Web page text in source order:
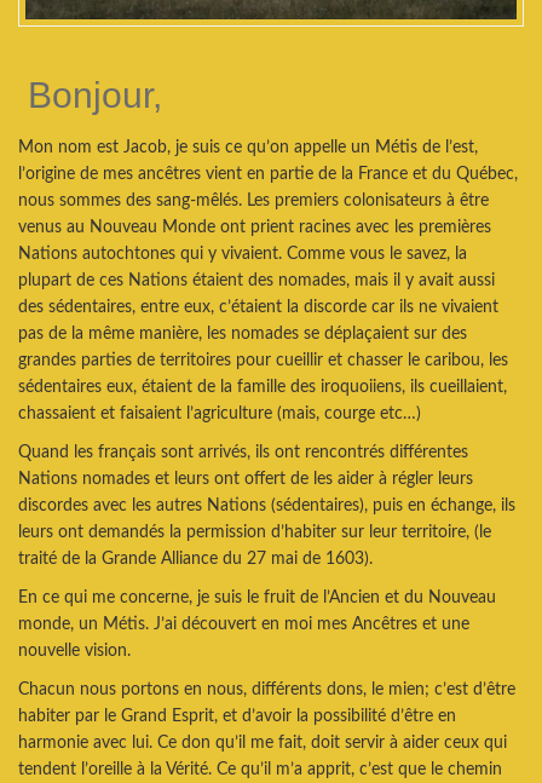
Bonjour,
Mon nom est Jacob, je suis ce qu’on appelle un Métis de l’est,
l’origine de mes ancêtres vient en partie de la France et du Québec,
nous sommes des sang-mêlés. Les premiers colonisateurs à être
venus au Nouveau Monde ont prient racines avec les premières
Nations autochtones qui y vivaient. Comme vous le savez, la
plupart de ces Nations étaient des nomades, mais il y avait aussi
des sédentaires, entre eux, c’étaient la discorde car ils ne vivaient
pas de la même manière, les nomades se déplaçaient sur des
grandes parties de territoires pour cueillir et chasser le caribou, les
sédentaires eux, étaient de la famille des iroquoiiens, ils cueillaient,
chassaient et faisaient l’agriculture (mais, courge etc…)
Quand les français sont arrivés, ils ont rencontrés différentes
Nations nomades et leurs ont offert de les aider à régler leurs
discordes avec les autres Nations (sédentaires), puis en échange, ils
leurs ont demandés la permission d’habiter sur leur territoire, (le
traité de la Grande Alliance du 27 mai de 1603).
En ce qui me concerne, je suis le fruit de l’Ancien et du Nouveau
monde, un Métis. J’ai découvert en moi mes Ancêtres et une
nouvelle vision.
Chacun nous portons en nous, différents dons, le mien; c’est d’être
habiter par le Grand Esprit, et d’avoir la possibilité d’être en
harmonie avec lui. Ce don qu’il me fait, doit servir à aider ceux qui
tendent l’oreille à la Vérité. Ce qu’il m’a apprit, c’est que le chemin